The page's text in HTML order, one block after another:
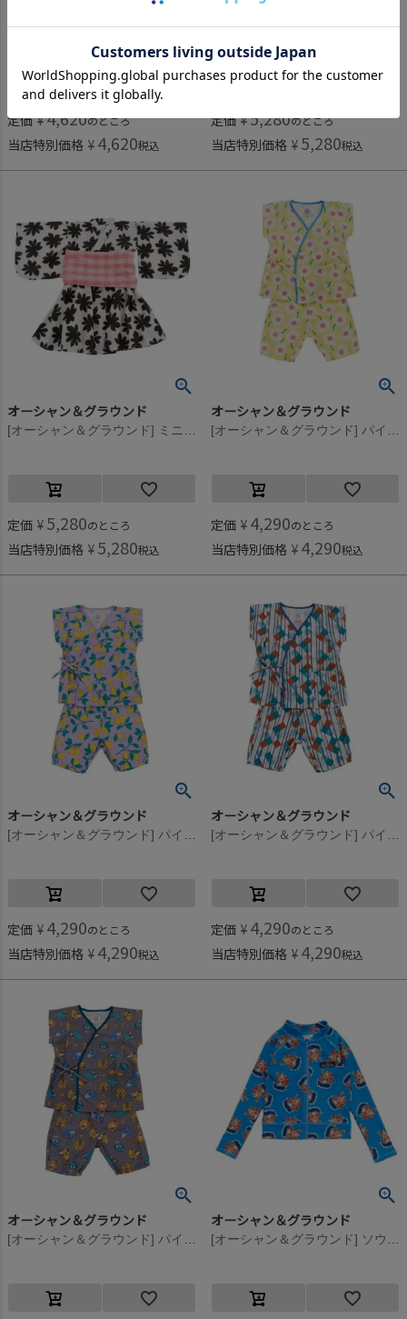
[オーシャン＆グラウンド] フリルショルダーラッシュワンピース水着 ハート(HT)
定価 ¥4,620のところ
当店特別価格 ¥ 4,620税込
オーシャン＆グラウンド
[オーシャン＆グラウンド] ミニ丈浴衣ワンピース 花柄(FL)
定価 ¥5,280のところ
当店特別価格 ¥ 5,280税込
オーシャン＆グラウンド
定価 ¥ 5,280のところ
当店特別価格 ¥ 5,280税込
オーシャン＆グラウンド
定価 ¥ 4,290のところ
当店特別価格 ¥ 4,290税込
オーシャン＆グラウンド
定価 ¥ 4,290のところ
当店特別価格 ¥ 4,290税込
オーシャン＆グラウンド
定価 ¥ 4,290のところ
当店特別価格 ¥ 4,290税込
オーシャン＆グラウンド オーシャン＆グラウンド